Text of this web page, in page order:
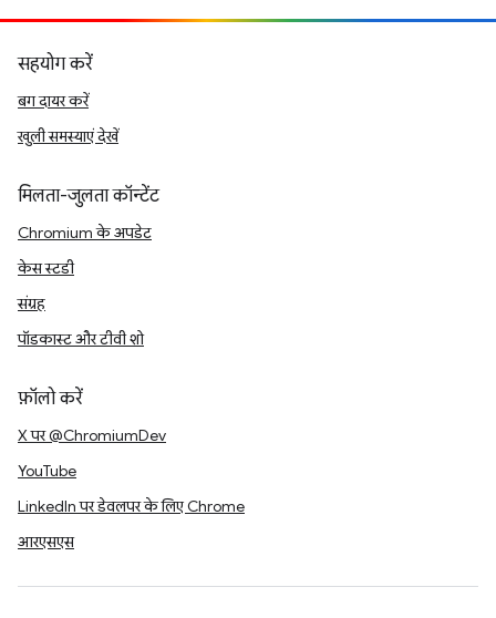
सहयोग करें
बग दायर करें
खुली समस्याएं देखें
मिलता-जुलता कॉन्टेंट
Chromium के अपडेट
केस स्टडी
संग्रह
पॉडकास्ट और टीवी शो
फ़ॉलो करें
X पर @ChromiumDev
YouTube
LinkedIn पर डेवलपर के लिए Chrome
आरएसएस